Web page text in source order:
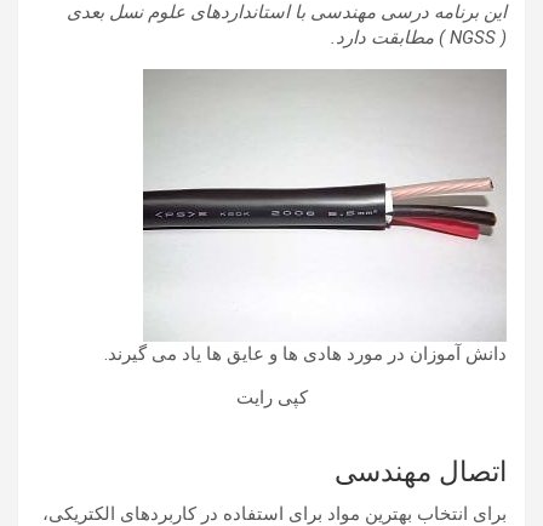
این برنامه درسی مهندسی با استانداردهای علوم نسل بعدی
( NGSS ) مطابقت دارد.
دانش آموزان در مورد هادی ها و عایق ها یاد می گیرند.
کپی رایت
اتصال مهندسی
برای انتخاب بهترین مواد برای استفاده در کاربردهای الکتریکی،